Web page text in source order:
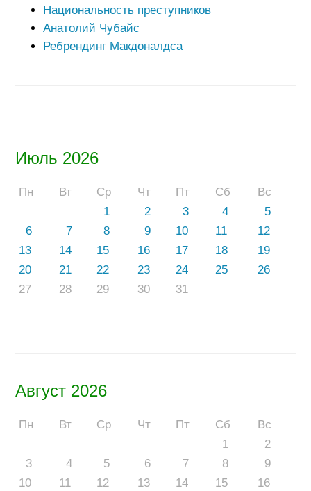
Июль 2026
Пн Вт Ср Чт Пт Сб
Вс
1
2 3 4
5
6
7 8 9 10 11
12
13
14 15 16 17 18
19
20
21 22 23 24 25
26
27
28 29 30 31
Август 2026
Пн Вт Ср Чт Пт Сб
Вс
1
2
3
4 5 6 7 8
9
10
11 12 13 14 15
16
Национальность преступников
Анатолий Чубайс
Ребрендинг Макдоналдса